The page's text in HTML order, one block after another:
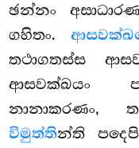
ඡන්නං
ගහිතං.
තථාගතස්ස
ආසවක්ඛයං
විමුත්තින්ති